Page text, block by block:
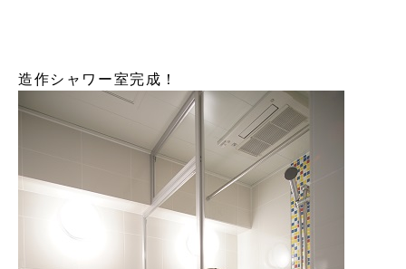
造作シャワー室完成！